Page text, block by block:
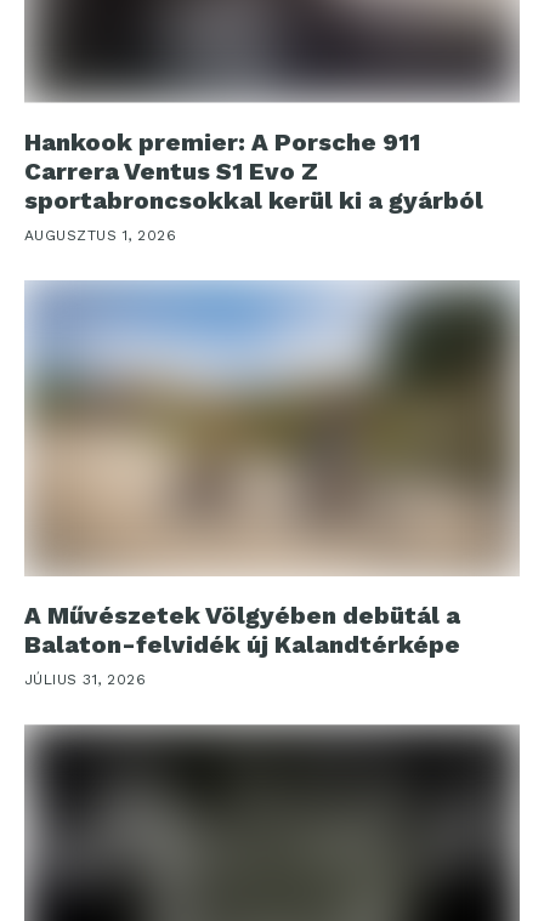
Hankook premier: A Porsche 911
Carrera Ventus S1 Evo Z
sportabroncsokkal kerül ki a gyárból
AUGUSZTUS 1, 2026
A Művészetek Völgyében debütál a
Balaton-felvidék új Kalandtérképe
JÚLIUS 31, 2026